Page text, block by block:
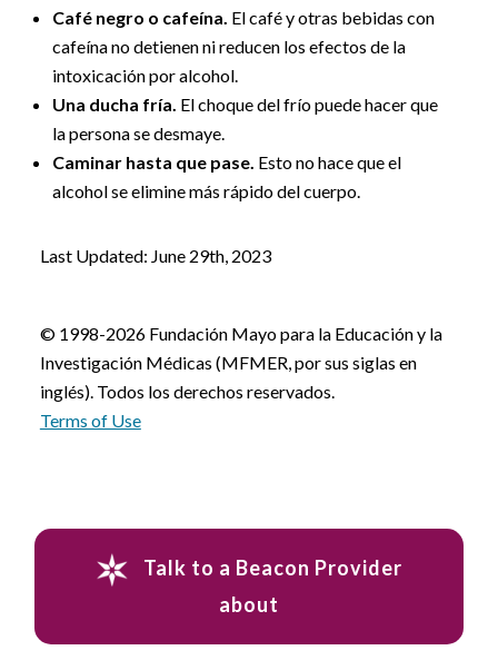
Café negro o cafeína. El café y otras bebidas con
cafeína no detienen ni reducen los efectos de la
intoxicación por alcohol.
Una ducha fría. El choque del frío puede hacer que
la persona se desmaye.
Caminar hasta que pase. Esto no hace que el
alcohol se elimine más rápido del cuerpo.
Last Updated: June 29th, 2023
© 1998-2026 Fundación Mayo para la Educación y la
Investigación Médicas (MFMER, por sus siglas en
inglés). Todos los derechos reservados.
Terms of Use
Talk to a Beacon Provider
about